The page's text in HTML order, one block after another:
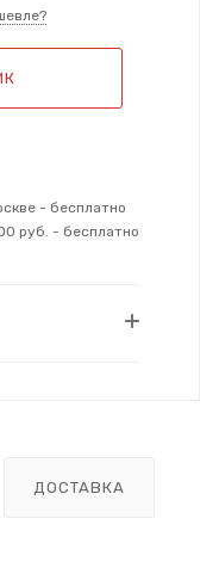
- бесплатно
руб. - бесплатно
ДОСТАВКА